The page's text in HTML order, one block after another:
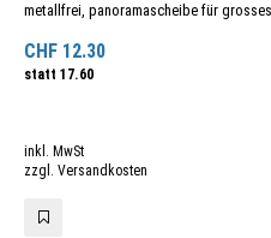
metallfrei, panoramascheibe für
CHF 12.30
statt 17.60
inkl. MwSt
zzgl. Versandkosten